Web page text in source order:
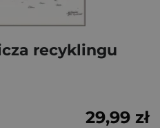
recyklingu
29,99 zł